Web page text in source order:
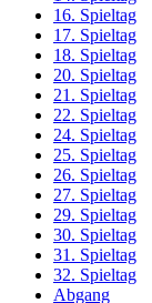
16. Spieltag
17. Spieltag
18. Spieltag
20. Spieltag
21. Spieltag
22. Spieltag
24. Spieltag
25. Spieltag
26. Spieltag
27. Spieltag
29. Spieltag
30. Spieltag
31. Spieltag
32. Spieltag
Abgang